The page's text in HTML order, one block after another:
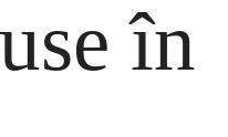
în